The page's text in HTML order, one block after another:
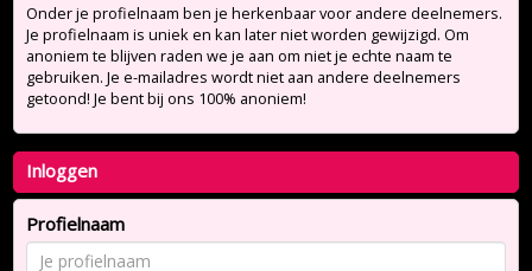
Onder je profielnaam ben je herkenbaar voor andere deelnemers.
Je profielnaam is uniek en kan later niet worden gewijzigd. Om
anoniem te blijven raden we je aan om niet je echte naam te
gebruiken. Je e-mailadres wordt niet aan andere deelnemers
getoond! Je bent bij ons 100% anoniem!
Inloggen
Profielnaam